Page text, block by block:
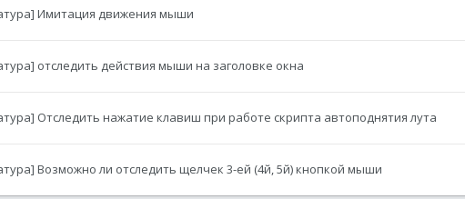
Имитация движения мыши
отследить действия мыши на заголовке окна
Отследить нажатие клавиш при работе скрипта автоподнятия лута
Возможно ли отследить щелчек 3-ей (4й, 5й) кнопкой мыши